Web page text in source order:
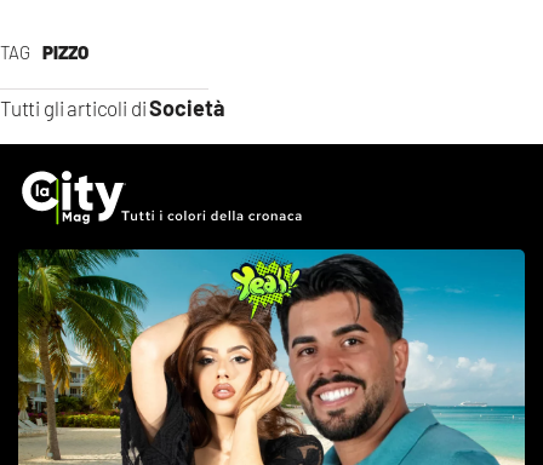
TAG PIZZO
Tutti gli articoli diSocietà